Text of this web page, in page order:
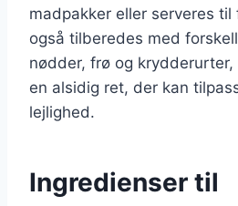
madpakker eller serveres til
også tilberedes med
nødder, frø og
en alsidig ret, der kan
lejlighed.
Ingredienser til